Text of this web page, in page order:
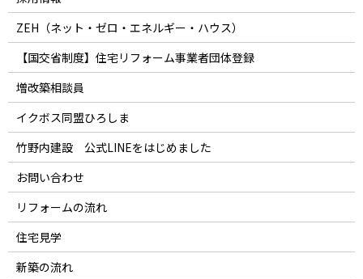
ZEH（ネット・ゼロ・エネルギー・ハウス）
【国交省制度】住宅リフォーム事業者団体登録
増改築相談員
イクボス同盟ひろしま
竹野内建設 公式LINEをはじめました
お問い合わせ
リフォームの流れ
住宅見学
新築の流れ